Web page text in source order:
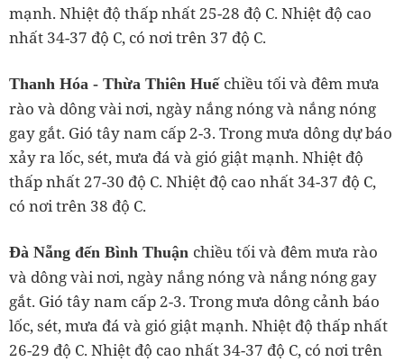
mạnh. Nhiệt độ thấp nhất 25-28 độ C. Nhiệt độ cao
nhất 34-37 độ C, có nơi trên 37 độ C.
Thanh Hóa - Thừa Thiên Huế chiều tối và đêm mưa
rào và dông vài nơi, ngày nắng nóng và nắng nóng
gay gắt. Gió tây nam cấp 2-3. Trong mưa dông dự báo
xảy ra lốc, sét, mưa đá và gió giật mạnh. Nhiệt độ
thấp nhất 27-30 độ C. Nhiệt độ cao nhất 34-37 độ C,
có nơi trên 38 độ C.
Đà Nẵng đến Bình Thuận chiều tối và đêm mưa rào
và dông vài nơi, ngày nắng nóng và nắng nóng gay
gắt. Gió tây nam cấp 2-3. Trong mưa dông cảnh báo
lốc, sét, mưa đá và gió giật mạnh. Nhiệt độ thấp nhất
26-29 độ C. Nhiệt độ cao nhất 34-37 độ C, có nơi trên